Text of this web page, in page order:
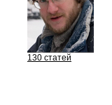
130 статей